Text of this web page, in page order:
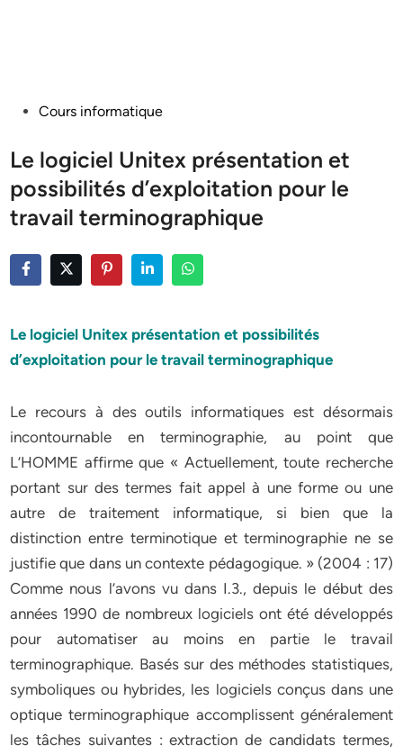
PostedCours informatique
Le logiciel Unitex présentation et
possibilités d’exploitation pour le
travail terminographique
Le logiciel Unitex présentation et possibilités
d’exploitation pour le travail terminographique
Le recours à des outils informatiques est désormais
incontournable en terminographie, au point que
L’HOMME affirme que « Actuellement, toute recherche
portant sur des termes fait appel à une forme ou une
autre de traitement informatique, si bien que la
distinction entre terminotique et terminographie ne se
justifie que dans un contexte pédagogique. » (2004 : 17)
Comme nous l’avons vu dans I.3., depuis le début des
années 1990 de nombreux logiciels ont été développés
pour automatiser au moins en partie le travail
terminographique. Basés sur des méthodes statistiques,
symboliques ou hybrides, les logiciels conçus dans une
optique terminographique accomplissent généralement
les tâches suivantes : extraction de candidats termes,